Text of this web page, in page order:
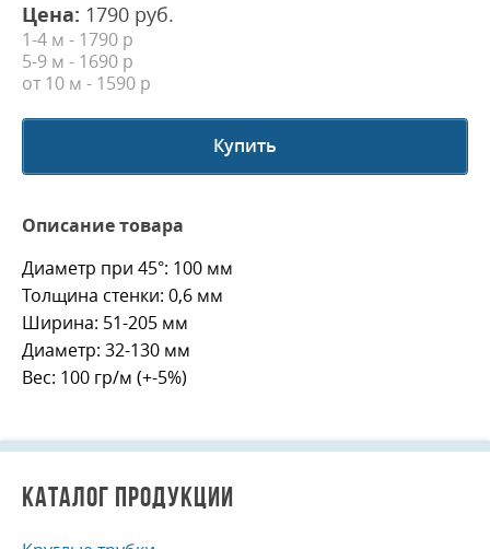
Цена: 1790 руб.
1-4 м - 1790 р
5-9 м - 1690 р
от 10 м - 1590 р
Купить
Описание товара
Диаметр при 45°: 100 мм
Толщина стенки: 0,6 мм
Ширина: 51-205 мм
Диаметр: 32-130 мм
Вес: 100 гр/м (+-5%)
КАТАЛОГ ПРОДУКЦИИ